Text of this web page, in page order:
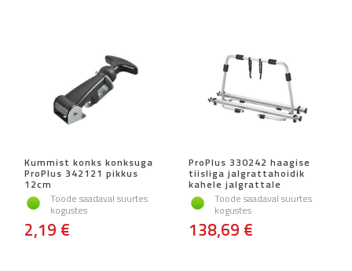
Kummist konks konksuga
ProPlus 342121 pikkus
12cm
Toode saadaval suurtes
kogustes
2,19 €
ProPlus 330242 haagise
tiisliga jalgrattahoidik
kahele jalgrattale
Toode saadaval suurtes
kogustes
138,69 €